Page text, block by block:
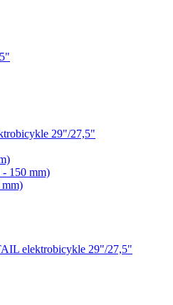
29"/27,5"
150 mm)
elektrobicykle 29"/27,5"